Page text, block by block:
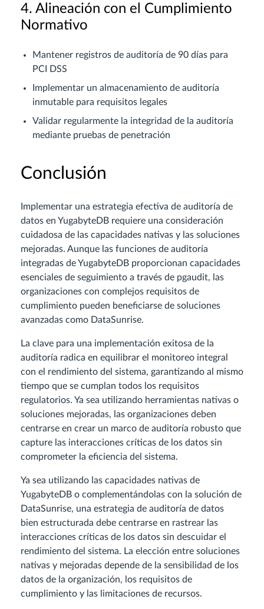
4. Alineación con el Cumplimiento
Normativo
Mantener registros de auditoría de 90 días para
PCI DSS
Implementar un almacenamiento de auditoría
inmutable para requisitos legales
Validar regularmente la integridad de la auditoría
mediante pruebas de penetración
Conclusión
Implementar una estrategia efectiva de auditoría de
datos en YugabyteDB requiere una consideración
cuidadosa de las capacidades nativas y las soluciones
mejoradas. Aunque las funciones de auditoría
integradas de YugabyteDB proporcionan capacidades
esenciales de seguimiento a través de pgaudit, las
organizaciones con complejos requisitos de
cumplimiento pueden beneficiarse de soluciones
avanzadas como DataSunrise.
La clave para una implementación exitosa de la
auditoría radica en equilibrar el monitoreo integral
con el rendimiento del sistema, garantizando al mismo
tiempo que se cumplan todos los requisitos
regulatorios. Ya sea utilizando herramientas nativas o
soluciones mejoradas, las organizaciones deben
centrarse en crear un marco de auditoría robusto que
capture las interacciones críticas de los datos sin
comprometer la eficiencia del sistema.
Ya sea utilizando las capacidades nativas de
YugabyteDB o complementándolas con la solución de
DataSunrise, una estrategia de auditoría de datos
bien estructurada debe centrarse en rastrear las
interacciones críticas de los datos sin descuidar el
rendimiento del sistema. La elección entre soluciones
nativas y mejoradas depende de la sensibilidad de los
datos de la organización, los requisitos de
cumplimiento y las limitaciones de recursos.